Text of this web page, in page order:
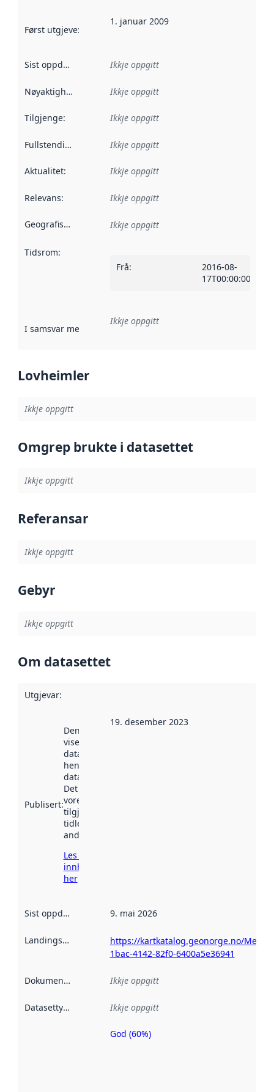
Først utgjeve: Denne datoen seier når dataa i dette
1. januar 2009
Sist oppdatert Ikkje oppgitt
Nøyaktigheit Ikkje oppgitt
Tilgjenge: Ikkje oppgitt
Fullstendigheit Ikkje oppgitt
Aktualitet: Ikkje oppgitt
Relevans: Ikkje oppgitt
Geografisk område Ikkje oppgitt
Tidsrom:
Frå:
2016-08-
17T00:00:00Z
I samsvar med Referanse til ei implementeringsregel eller
Ikkje oppgitt
Lovheimler
Ikkje oppgitt
Omgrep brukte i datasettet
Ikkje oppgitt
Referansar
Ikkje oppgitt
Gebyr
Ikkje oppgitt
Om datasettet
Utgjevar:
Publisert:
Denne datoen
viser når
datasettet vart
henta inn av
data.norge.no.
Det kan ha
vore
tilgjengeleg
tidlegare
andre stader.
Les meir om
innhenting
her
19. desember 2023
Sist oppdatert 9. mai 2026
Landingsside
https://kartkatalog.geonorge.no/
1bac-4142-82f0-6400a5e36941
Dokumentasjon Ikkje oppgitt
Datasettype Ikkje oppgitt
Metadatakvalitet
God (60%)